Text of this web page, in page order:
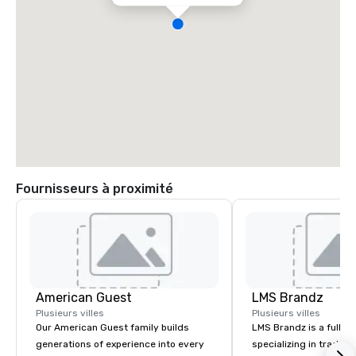
Fournisseurs à proximité
American Guest
Plusieurs villes
Our American Guest family builds
generations of experience into every
LMS Brandz
Plusieurs villes
LMS Brandz is a full-
specializing in trade